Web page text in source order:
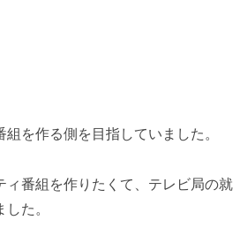
を作る側を目指していました。
ィ番組を作りたくて、テレビ局の就
た。